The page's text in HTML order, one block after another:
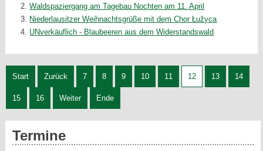
Waldspaziergang am Tagebau Nochten am 11. April
Niederlausitzer Weihnachtsgrüße mit dem Chor Łužyca
UNverkäuflich - Blaubeeren aus dem Widerstandswald
Start Zurück 7 8 9 10 11 12 13 14
15 16 Weiter Ende
Termine